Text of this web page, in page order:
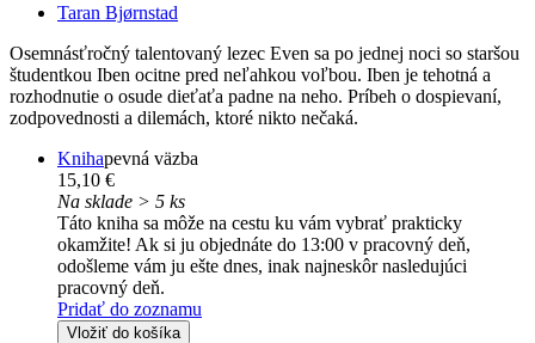
Taran Bjørnstad
Osemnásťročný talentovaný lezec Even sa po jednej noci so staršou
študentkou Iben ocitne pred neľahkou voľbou. Iben je tehotná a
rozhodnutie o osude dieťaťa padne na neho. Príbeh o dospievaní,
zodpovednosti a dilemách, ktoré nikto nečaká.
Knihapevná väzba
15,10 €
Na sklade > 5 ks
Táto kniha sa môže na cestu ku vám vybrať prakticky
okamžite! Ak si ju objednáte do 13:00 v pracovný deň,
odošleme vám ju ešte dnes, inak najneskôr nasledujúci
pracovný deň.
Pridať do zoznamu
Vložiť do košíka